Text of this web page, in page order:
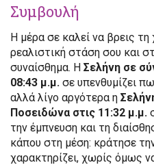
Συμβουλή
Η μέρα σε καλεί να βρεις
ρεαλιστική στάση σου και
συναίσθημα. Η Σελήνη σε
08:43 μ.μ. σε υπενθυμίζει
αλλά λίγο αργότερα η
Ποσειδώνα στις 11:32 μ.μ.
την έμπνευση και τη
κάπου στη μέση: κράτησε
χαρακτηρίζει, χωρίς όμως